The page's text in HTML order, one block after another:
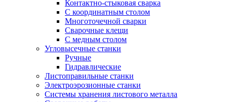
Контактно-стыковая сварка
С координатным столом
Многоточечной сварки
Сварочные клещи
С медным столом
Угловысечные станки
Ручные
Гидравлические
Листоправильные станки
Электроэрозионные станки
Системы хранения листового металла